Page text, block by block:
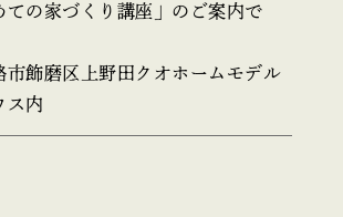
ての家づくり講座」のご案内で
市飾磨区上野田クオホームモデル
ス内